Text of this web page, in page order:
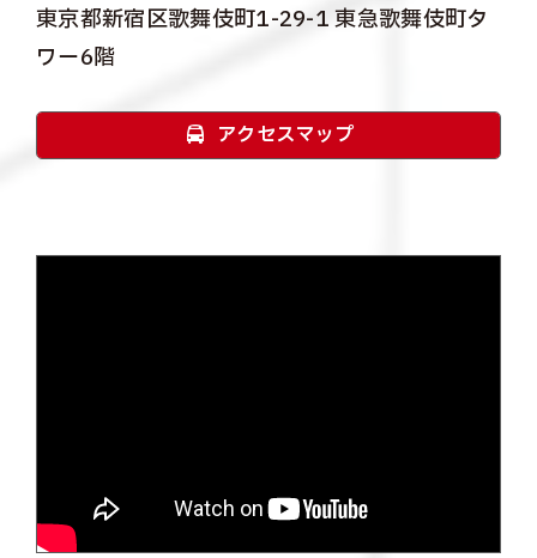
東京都新宿区歌舞伎町1-29-1 東急歌舞伎町タ
ワー6階
アクセスマップ